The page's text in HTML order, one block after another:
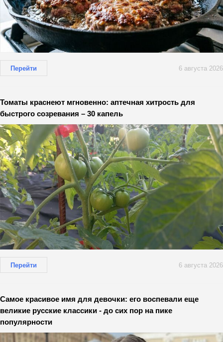
Перейти 6 августа 2026
Томаты краснеют мгновенно: аптечная хитрость для
быстрого созревания – 30 капель
Перейти 6 августа 2026
Самое красивое имя для девочки: его воспевали еще
великие русские классики - до сих пор на пике
популярности